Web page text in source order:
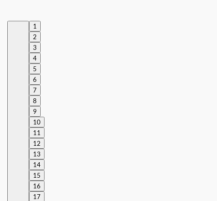
1
2
3
4
5
6
7
8
9
10
11
12
13
14
15
16
17